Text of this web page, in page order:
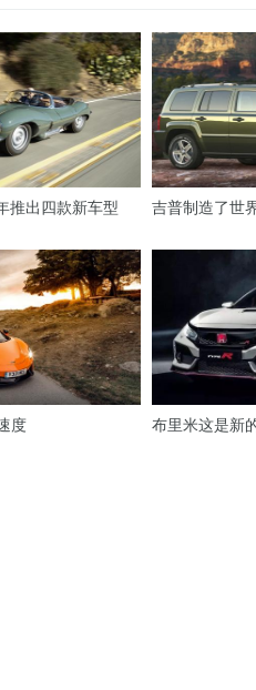
推出四款新车型 吉普制造了世
度 布里米这是新